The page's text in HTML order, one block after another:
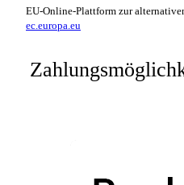
EU-Online-Plattform zur
ec.europa.eu